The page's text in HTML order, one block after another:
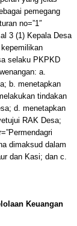
pemegang
no=”1″
3 (1) Kepala Desa
selaku PKPKD
a.
b. menetapkan
tindakan
d. menetapkan
RAK Desa;
dimaksud dalam
dan Kasi; dan c.
Keuangan